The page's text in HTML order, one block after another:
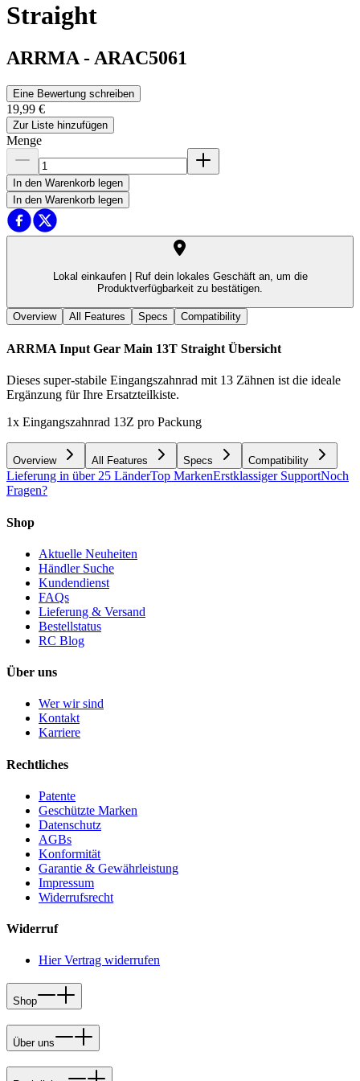
Straight
ARRMA - ARAC5061
Eine Bewertung schreiben
19,99 €
Zur Liste hinzufügen
Menge
In den Warenkorb legen
In den Warenkorb legen
Lokal einkaufen |
Ruf dein lokales Geschäft an, um die
Produktverfügbarkeit zu bestätigen.
Overview All Features Specs Compatibility
ARRMA Input Gear Main 13T Straight Übersicht
Dieses super-stabile Eingangszahnrad mit 13 Zähnen ist die ideale
Ergänzung für Ihre Ersatzteilkiste.
1x Eingangszahnrad 13Z pro Packung
Overview All Features Specs Compatibility
Lieferung in über 25 LänderTop MarkenErstklassiger SupportNoch
Fragen?
Shop
Aktuelle Neuheiten
Händler Suche
Kundendienst
FAQs
Lieferung & Versand
Bestellstatus
RC Blog
Über uns
Wer wir sind
Kontakt
Karriere
Rechtliches
Patente
Geschützte Marken
Datenschutz
AGBs
Konformität
Garantie & Gewährleistung
Impressum
Widerrufsrecht
Widerruf
Hier Vertrag widerrufen
Shop
Über uns